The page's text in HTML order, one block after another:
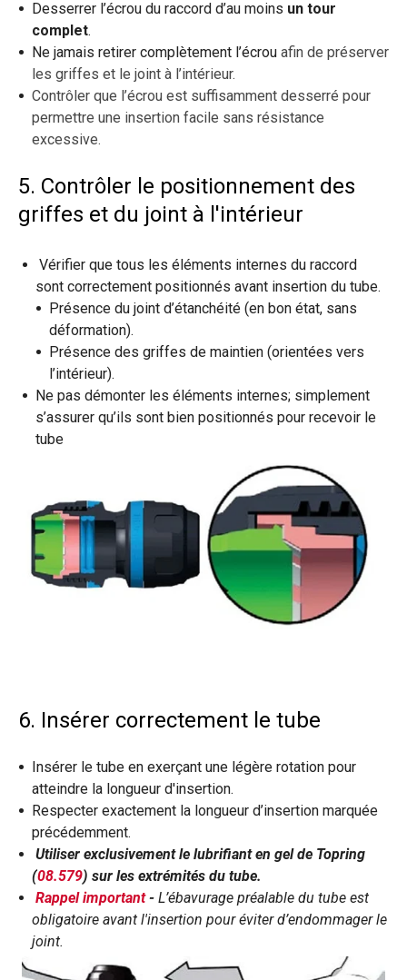
Desserrer l’écrou du raccord d’au moins un tour
complet.
Ne jamais retirer complètement l’écrou afin de préserver
les griffes et le joint à l’intérieur.
Contrôler que l’écrou est suffisamment desserré pour
permettre une insertion facile sans résistance
excessive.
5. Contrôler le positionnement des
griffes et du joint à l'intérieur
Vérifier que tous les éléments internes du raccord
sont correctement positionnés avant insertion du tube.
Présence du joint d’étanchéité (en bon état, sans
déformation).
Présence des griffes de maintien (orientées vers
l’intérieur).
Ne pas démonter les éléments internes; simplement
s’assurer qu’ils sont bien positionnés pour recevoir le
tube
6. Insérer correctement le tube
Insérer le tube en exerçant une légère rotation pour
atteindre la longueur d'insertion.
Respecter exactement la longueur d’insertion marquée
précédemment.
Utiliser exclusivement le lubrifiant en gel de Topring
(08.579) sur les extrémités du tube.
Rappel important- L’ébavurage préalable du tube est
obligatoire avant l'insertion pour éviter d’endommager le
joint.